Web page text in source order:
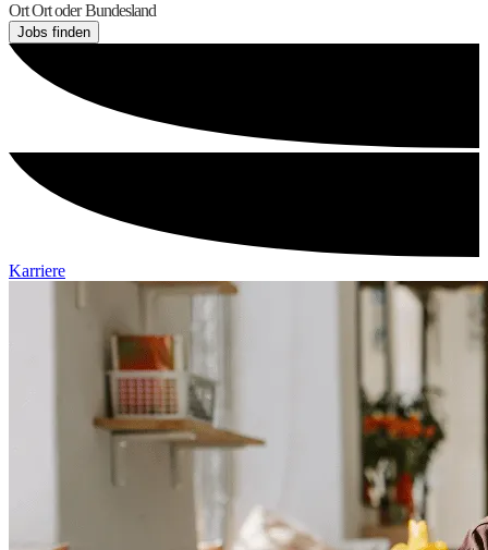
OrtOrt oder Bundesland
Jobs finden
Karriere